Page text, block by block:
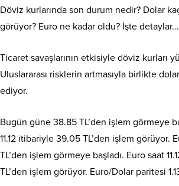
Döviz kurlarında son durum nedir? Dolar
görüyor? Euro ne kadar oldu? İşte detaylar…
Ticaret savaşlarının etkisiyle döviz kurları
Uluslararası risklerin artmasıyla birlikte
ediyor.
Bugün güne 38.85 TL’den işlem görmeye
11.12 itibariyle 39.05 TL’den işlem görüyor.
TL’den işlem görmeye başladı. Euro saat
TL’den işlem görüyor. Euro/Dolar paritesi